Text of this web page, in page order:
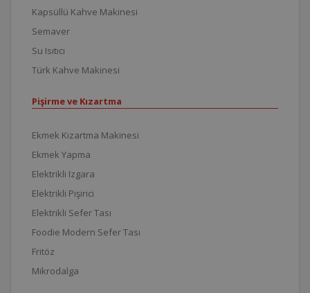
Kapsüllü Kahve Makinesi
Semaver
Su Isıtıcı
Türk Kahve Makinesi
Pişirme ve Kızartma
Ekmek Kızartma Makinesi
Ekmek Yapma
Elektrikli Izgara
Elektrikli Pişirici
Elektrikli Sefer Tası
Foodie Modern Sefer Tası
Fritöz
Mikrodalga